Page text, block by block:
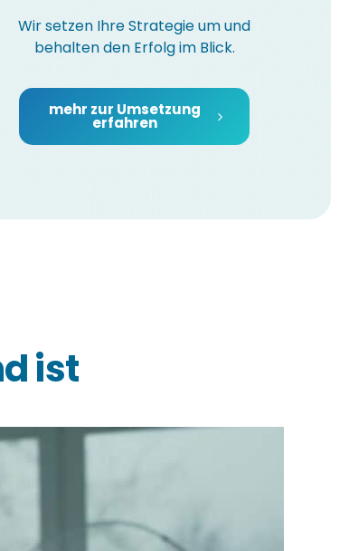
Wir setzen Ihre Strategie um und
behalten den Erfolg im Blick.
mehr zur Umsetzung
erfahren
ist